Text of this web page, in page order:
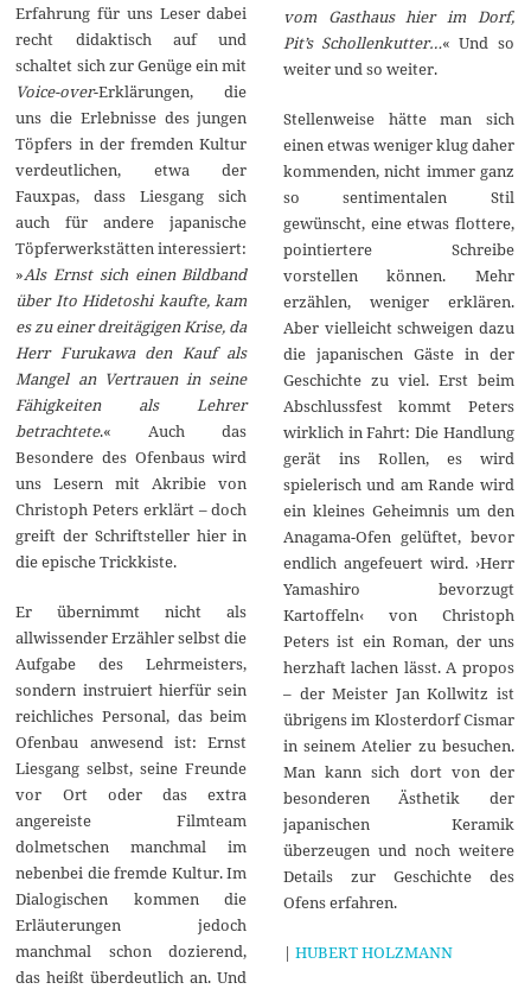
Erfahrung für uns Leser dabei
recht didaktisch auf und
schaltet sich zur Genüge ein mit
Voice-over-Erklärungen, die
uns die Erlebnisse des jungen
Töpfers in der fremden Kultur
verdeutlichen, etwa der
Fauxpas, dass Liesgang sich
auch für andere japanische
Töpferwerkstätten interessiert:
»Als Ernst sich einen Bildband
über Ito Hidetoshi kaufte, kam
es zu einer dreitägigen Krise, da
Herr Furukawa den Kauf als
Mangel an Vertrauen in seine
Fähigkeiten als Lehrer
betrachtete.« Auch das
Besondere des Ofenbaus wird
uns Lesern mit Akribie von
Christoph Peters erklärt – doch
greift der Schriftsteller hier in
die epische Trickkiste.
Er übernimmt nicht als
allwissender Erzähler selbst die
Aufgabe des Lehrmeisters,
sondern instruiert hierfür sein
reichliches Personal, das beim
Ofenbau anwesend ist: Ernst
Liesgang selbst, seine Freunde
vor Ort oder das extra
angereiste Filmteam
dolmetschen manchmal im
nebenbei die fremde Kultur. Im
Dialogischen kommen die
Erläuterungen jedoch
manchmal schon dozierend,
das heißt überdeutlich an. Und
vom Gasthaus hier im Dorf,
Pit’s Schollenkutter…« Und so
weiter und so weiter.
Stellenweise hätte man sich
einen etwas weniger klug daher
kommenden, nicht immer ganz
so sentimentalen Stil
gewünscht, eine etwas flottere,
pointiertere Schreibe
vorstellen können. Mehr
erzählen, weniger erklären.
Aber vielleicht schweigen dazu
die japanischen Gäste in der
Geschichte zu viel. Erst beim
Abschlussfest kommt Peters
wirklich in Fahrt: Die Handlung
gerät ins Rollen, es wird
spielerisch und am Rande wird
ein kleines Geheimnis um den
Anagama-Ofen gelüftet, bevor
endlich angefeuert wird. ›Herr
Yamashiro bevorzugt
Kartoffeln‹ von Christoph
Peters ist ein Roman, der uns
herzhaft lachen lässt. A propos
– der Meister Jan Kollwitz ist
übrigens im Klosterdorf Cismar
in seinem Atelier zu besuchen.
Man kann sich dort von der
besonderen Ästhetik der
japanischen Keramik
überzeugen und noch weitere
Details zur Geschichte des
Ofens erfahren.
| HUBERT HOLZMANN